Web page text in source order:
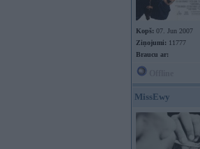
Kopš: 07. Jun 2007
Ziņojumi: 11777
Braucu ar:
MissEwy